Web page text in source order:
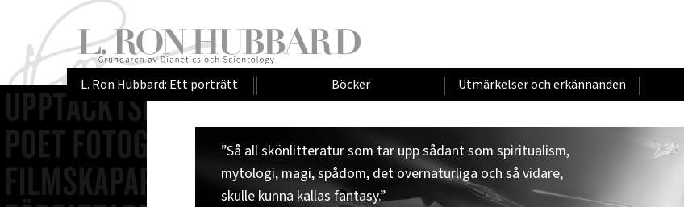
L. Ron Hubbard: Ett porträtt Böcker Utmärkelser och erkännanden
”Så all skönlitteratur som tar upp sådant som spiritualism,
mytologi, magi, spådom, det övernaturliga och så vidare,
skulle kunna kallas fantasy.”